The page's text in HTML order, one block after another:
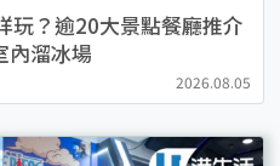
玩？逾20大景點餐廳推介
內溜冰場
2026.08.05